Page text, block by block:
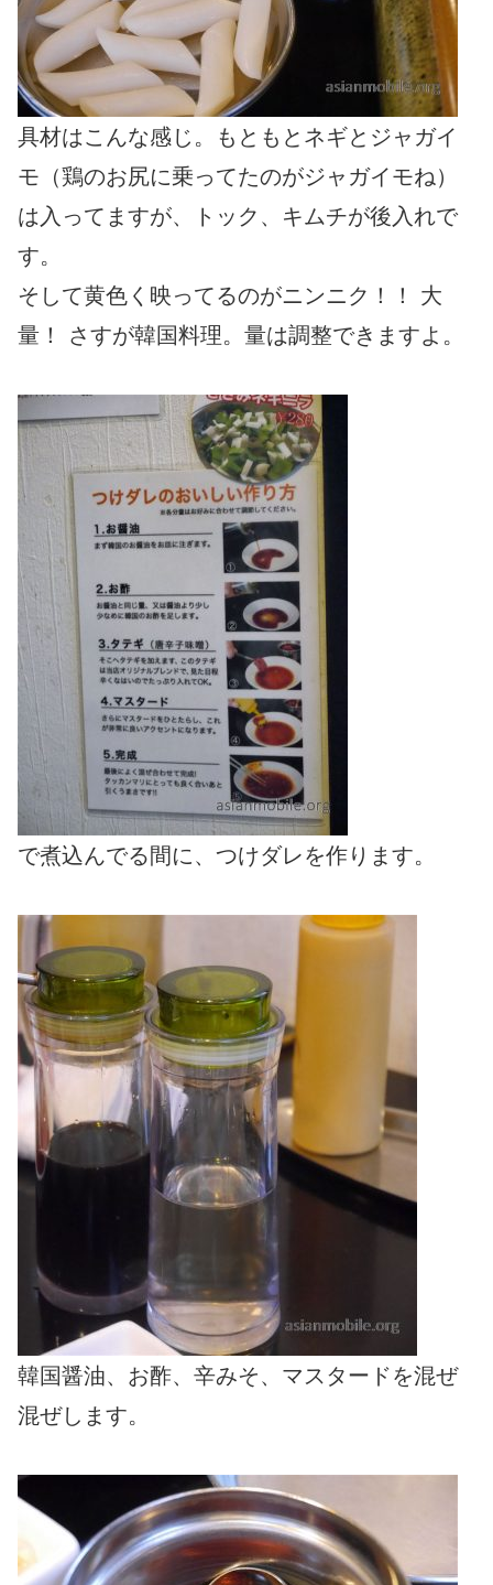
具材はこんな感じ。もともとネギとジャガイ
モ（鶏のお尻に乗ってたのがジャガイモね）
は入ってますが、トック、キムチが後入れで
す。
そして黄色く映ってるのがニンニク！！ 大
量！ さすが韓国料理。量は調整できますよ。
で煮込んでる間に、つけダレを作ります。
韓国醤油、お酢、辛みそ、マスタードを混ぜ
混ぜします。